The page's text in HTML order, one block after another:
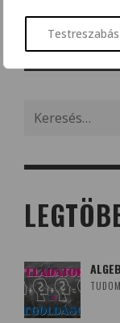
Testreszabás
for: